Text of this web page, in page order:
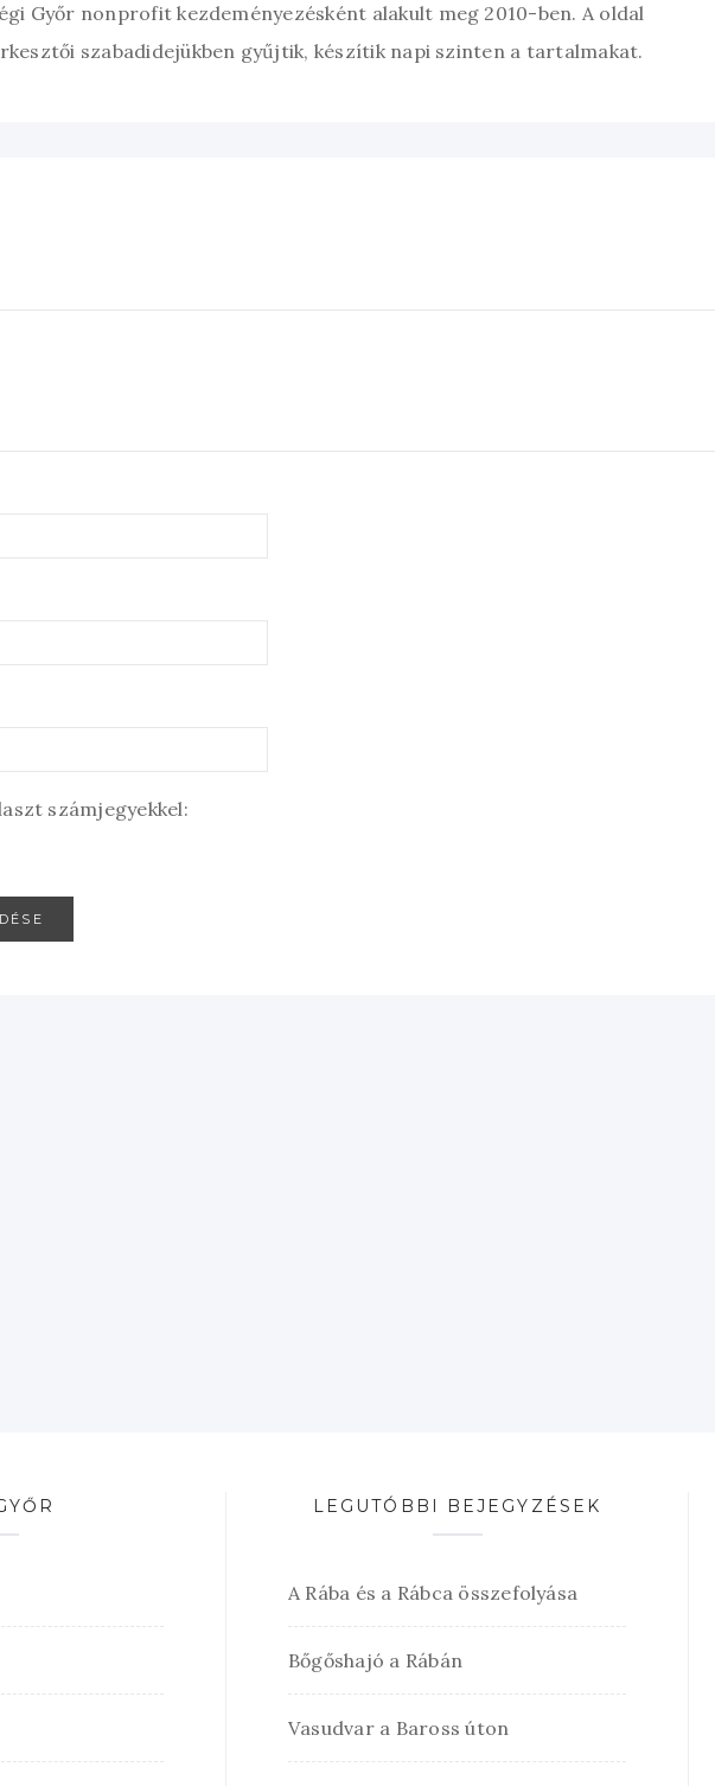
Győr nonprofit kezdeményezésként alakult meg 2010-ben. A oldal
szabadidejükben gyűjtik, készítik napi szinten a tartalmakat.
számjegyekkel:
LEGUTÓBBI BEJEGYZÉSEK
A Rába és a Rábca összefolyása
Bőgőshajó a Rábán
Vasudvar a Baross úton